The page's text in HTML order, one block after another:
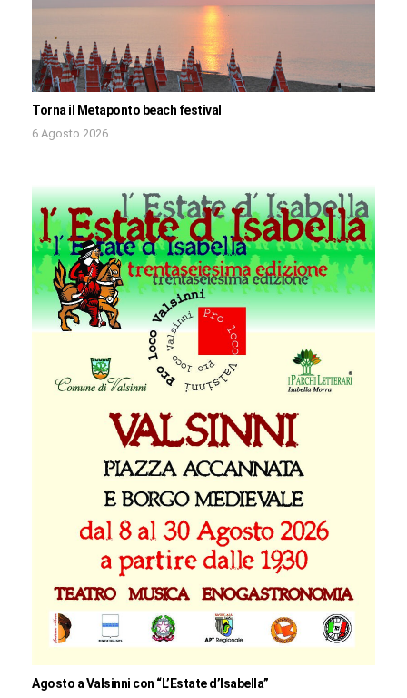
Torna il Metaponto beach festival
6 Agosto 2026
Agosto a Valsinni con “L’Estate d’Isabella”